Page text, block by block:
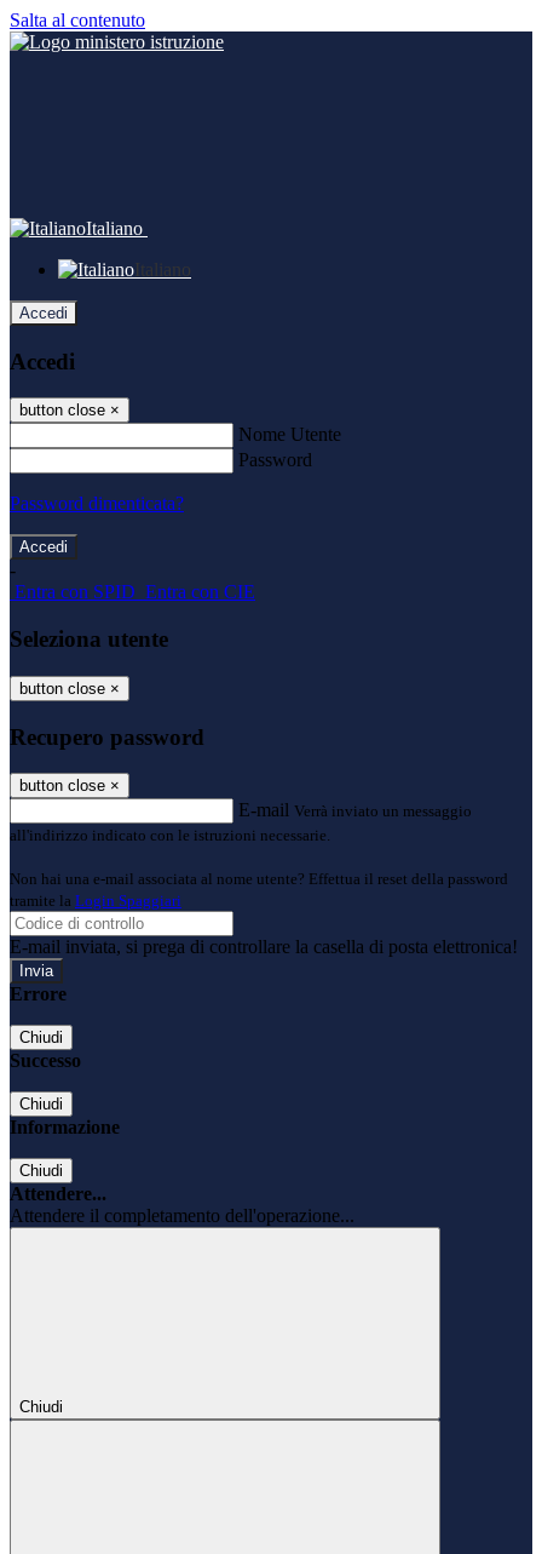
Salta al contenuto
Italiano
Italiano
Accedi
Accedi
button close ×
Nome Utente
Password
Password dimenticata?
-
Entra con SPID Entra con CIE
Seleziona utente
button close ×
Recupero password
button close ×
E-mail Verrà inviato un messaggio
all'indirizzo indicato con le istruzioni necessarie.
Non hai una e-mail associata al nome utente? Effettua il reset della password
tramite la Login Spaggiari
E-mail inviata, si prega di controllare la casella di posta elettronica!
Errore
Chiudi
Successo
Chiudi
Informazione
Chiudi
Attendere...
Attendere il completamento dell'operazione...
Chiudi